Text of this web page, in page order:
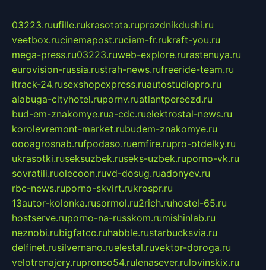
03223.ruufille.rukrasotata.ruprazdnikdushi.ru
veetbox.rucinemapost.ruciam-fr.rukraft-you.ru
mega-press.ru03223.ruweb-explore.rurastenuya.ru
eurovision-russia.rustrah-news.rufreeride-team.ru
itrack-24.rusexshopexpress.ruautostudiopro.ru
alabuga-cityhotel.rupornv.ruatlantpereezd.ru
bud-em-znakomye.rua-cdc.ruelektrostal-news.ru
korolevremont-market.rubudem-znakomye.ru
oooagrosnab.rufpodaso.ruemfire.rupro-otdelky.ru
ukrasotki.ruseksuzbek.ruseks-uzbek.ruporno-vk.ru
sovratili.ruolecoon.ruvd-dosug.ruadonyev.ru
rbc-news.ruporno-skvirt.rukrospr.ru
13autor-kolonka.rusormol.ru2rich.ruhostel-65.ru
hostserve.ruporno-na-russkom.rumishinlab.ru
neznobi.rubigfatcc.ruhabble.rustarbucksvia.ru
delfinet.rusilvernano.ruelestal.ruvektor-doroga.ru
velotrenajery.rupronso54.rulenasever.rulovinskix.ru